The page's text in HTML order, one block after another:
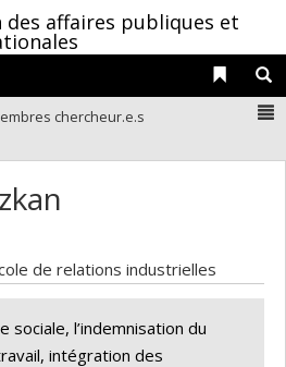
des affaires publiques et
Liens
chercheur.e.s
de relations industrielles
sociale, l’indemnisation du
intégration des